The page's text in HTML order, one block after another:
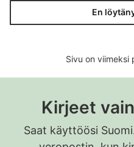
En
Sivu on
Kirjeet
Saat käyttöösi